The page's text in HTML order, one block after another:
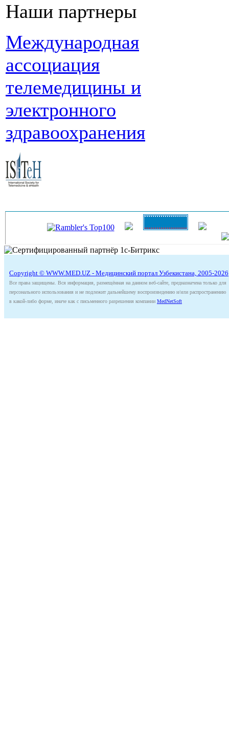
Наши партнеры
Международная
ассоциация
телемедицины и
электронного
здравоохранения
Copyright © WWW.MED.UZ - Медицинский портал Узбекистана, 2005-2026
Все права защищены. Вся информация, размещённая на данном веб-сайте, предназначена только для
персонального использования и не подлежит дальнейшему воспроизведению и/или распространению
в какой-либо форме, иначе как с письменного разрешения компании MedNetSoft